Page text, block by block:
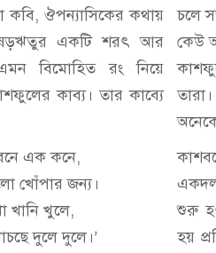
কবি, ঔপন্যাসিকের কথায়
ষড়ঋতুর একটি শরৎ আর
বিমোহিত রং নিয়ে
কাব্য। তার কাব্যে
এক কনে,
খোঁপার জন্য।
খানি খুলে,
দুলে দুলে।’
চলে
কেউ
একদল
শুরু
হয়